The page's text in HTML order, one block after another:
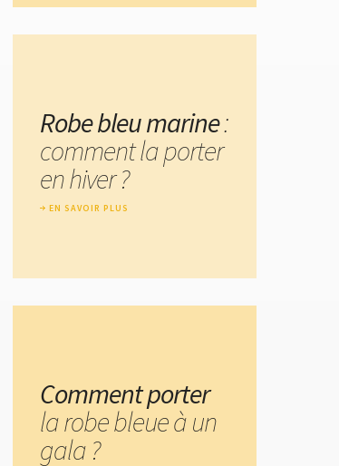
Robe bleu marine:
comment la porter
en hiver ?
EN SAVOIR PLUS
Comment porter
la robe bleue à un
gala ?